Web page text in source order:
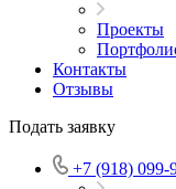
Проекты
Контакты
Отзывы
Подать заявку
+7 (918) 099-